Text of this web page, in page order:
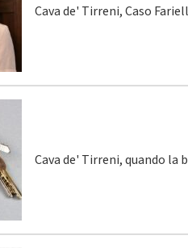
Cava de' Tirreni, Caso
Cava de' Tirreni, quando la